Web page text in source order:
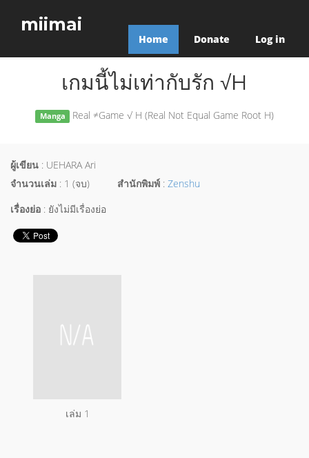
miimai
Home Donate Log in
เกมนี้ไม่เท่ากับรัก √H
Manga Real ≠Game √ H (Real Not Equal Game Root H)
ผู้เขียน : UEHARA Ari
จำนวนเล่ม : 1 (จบ) สำนักพิมพ์ : Zenshu
เรื่องย่อ : ยังไม่มีเรื่องย่อ
เล่ม 1